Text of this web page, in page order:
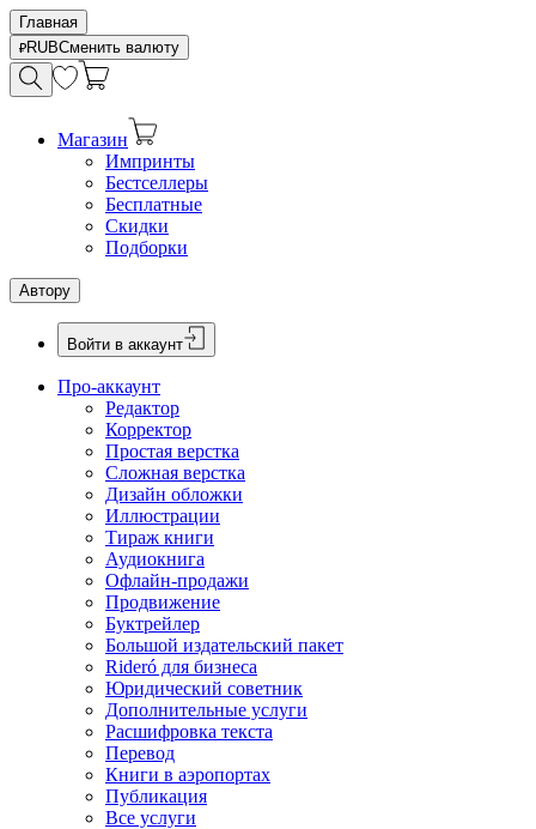
Главная
RUBСменить валюту
Магазин
Импринты
Бестселлеры
Бесплатные
Скидки
Подборки
Автору
Войти в аккаунт
Про-аккаунт
Редактор
Корректор
Простая верстка
Сложная верстка
Дизайн обложки
Иллюстрации
Тираж книги
Аудиокнига
Офлайн-продажи
Продвижение
Буктрейлер
Большой издательский пакет
Rideró для бизнеса
Юридический советник
Дополнительные услуги
Расшифровка текста
Перевод
Книги в аэропортах
Публикация
Все услуги